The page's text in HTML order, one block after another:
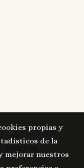
propias y
de la
mejorar nuestros